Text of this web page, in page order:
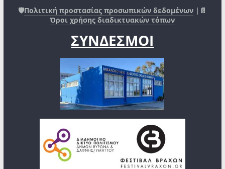
🛡️Πολιτική προστασίας προσωπικών δεδομένων |📄
Όροι χρήσης διαδικτυακών τόπων
ΣΥΝΔΕΣΜΟΙ